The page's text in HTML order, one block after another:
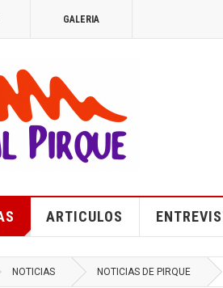
GALERIA
ARTICULOS
NOTICIAS NOTICIAS DE PIRQUE